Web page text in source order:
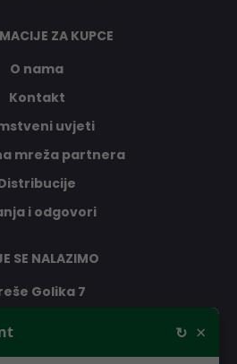
ZA KUPCE
O nama
Kontakt
uvjeti
mreža partnera
i odgovori
SE NALAZIMO
Golika 7
↻ ×